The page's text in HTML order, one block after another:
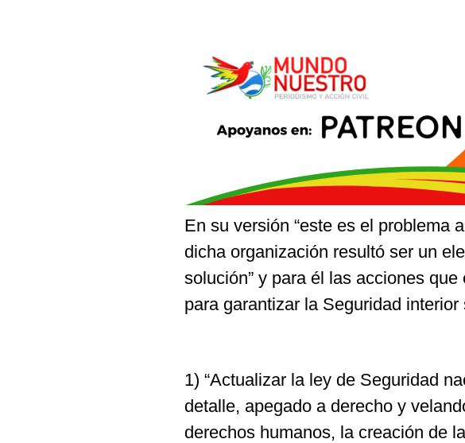
En su versión “este es el problema
dicha organización resultó ser un
solución” y para él las acciones
para garantizar la Seguridad interior
1) “Actualizar la ley de Seguridad
detalle, apegado a derecho y
derechos humanos, la creación de